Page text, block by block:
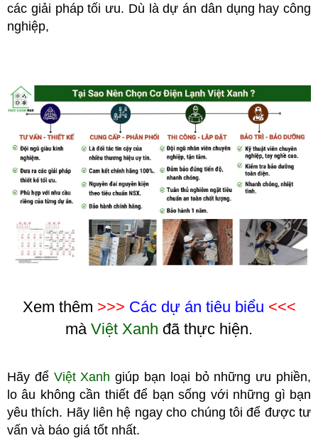
các giải pháp tối ưu. Dù là dự án dân dụng hay công
nghiệp,
Xem thêm >>> Các dự án tiêu biểu <<<
mà Việt Xanh đã thực hiện.
Hãy để Việt Xanh giúp bạn loại bỏ những ưu phiền,
lo âu không cần thiết để bạn sống với những gì bạn
yêu thích. Hãy liên hệ ngay cho chúng tôi để được tư
vấn và báo giá tốt nhất.